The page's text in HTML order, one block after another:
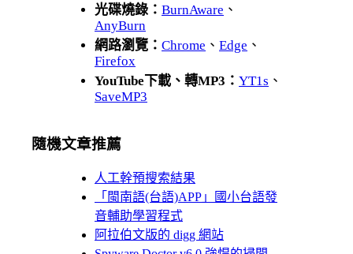
光碟燒錄： BurnAware 、
AnyBurn
網路瀏覽： Chrome 、 Edge 、
Firefox
YouTube下載、轉MP3： YT1s 、
SaveMP3
隨機文章推薦
人工幹預搜索結果
「閩南語(台語)APP」國小台語發
音輔助學習程式
阿拉伯文版的 digg 網站